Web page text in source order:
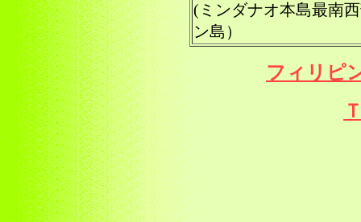
(ミンダナオ本島最南
ン島）
フィリピ